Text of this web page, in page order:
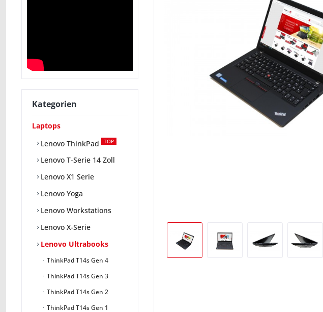
Kategorien
Laptops
Lenovo ThinkPad
TOP
Lenovo T-Serie 14 Zoll
Lenovo X1 Serie
Lenovo Yoga
Lenovo Workstations
Lenovo X-Serie
Lenovo Ultrabooks
ThinkPad T14s Gen 4
ThinkPad T14s Gen 3
ThinkPad T14s Gen 2
ThinkPad T14s Gen 1